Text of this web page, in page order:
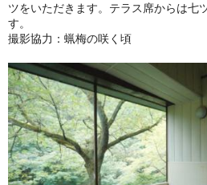
ツをいただきます。テラス席からは七
す。
撮影協力：蝋梅の咲く頃